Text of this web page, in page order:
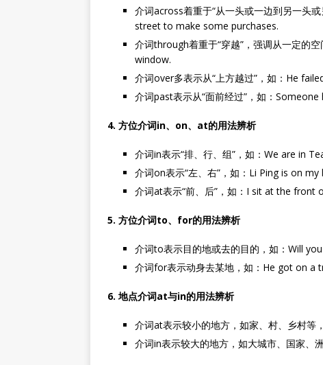
介词across着重于“从一头或一边到另一头
street to make some purchases.
介词through着重于“穿越”，强调从一定的
window.
介词over多表示从“上方越过”，如：He
介词past表示从“面前经过”，如：
4. 方位介词in、on、at的用法辨析
介词in表示“排、行、组”，如：We are in
介词on表示“左、右”，如：Li Ping is on my
介词at表示“前、后”，如：I sit at the front
5. 方位介词to、for的用法辨析
介词to表示目的地或去的目的，如：Will
介词for表示动身去某地，如：He got on a
6. 地点介词at与in的用法辨析
介词at表示较小的地方，如家、村、乡村等
介词in表示较大的地方，如大城市、国家、